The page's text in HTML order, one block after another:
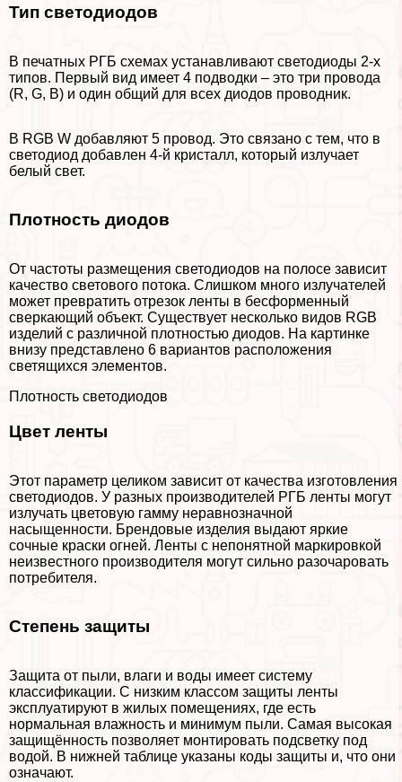
Тип светодиодов
В печатных РГБ схемах устанавливают светодиоды 2-х
типов. Первый вид имеет 4 подводки – это три провода
(R, G, B) и один общий для всех диодов проводник.
В RGB W добавляют 5 провод. Это связано с тем, что в
светодиод добавлен 4-й кристалл, который излучает
белый свет.
Плотность диодов
От частоты размещения светодиодов на полосе зависит
качество светового потока. Слишком много излучателей
может превратить отрезок ленты в бесформенный
сверкающий объект. Существует несколько видов RGB
изделий с различной плотностью диодов. На картинке
внизу представлено 6 вариантов расположения
светящихся элементов.
Плотность светодиодов
Цвет ленты
Этот параметр целиком зависит от качества изготовления
светодиодов. У разных производителей РГБ ленты могут
излучать цветовую гамму неравнозначной
насыщенности. Брендовые изделия выдают яркие
сочные краски огней. Ленты с непонятной маркировкой
неизвестного производителя могут сильно разочаровать
потребителя.
Степень защиты
Защита от пыли, влаги и воды имеет систему
классификации. С низким классом защиты ленты
эксплуатируют в жилых помещениях, где есть
нормальная влажность и минимум пыли. Самая высокая
защищённость позволяет монтировать подсветку под
водой. В нижней таблице указаны коды защиты и, что они
означают.